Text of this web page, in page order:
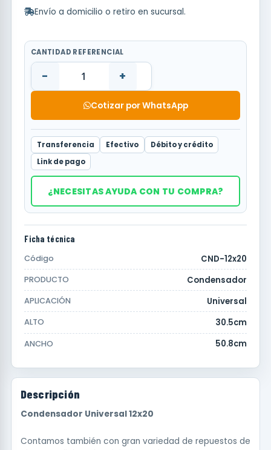
Envío a domicilio o retiro en sucursal.
CANTIDAD REFERENCIAL
- +
Cotizar por WhatsApp
Transferencia Efectivo
Débito y crédito
Link de pago
¿NECESITAS AYUDA CON TU COMPRA?
Ficha técnica
Código CND-12x20
PRODUCTO Condensador
APLICACIÓN Universal
ALTO 30.5cm
ANCHO 50.8cm
Descripción
Condensador Universal 12x20
Contamos también con gran variedad de repuestos de